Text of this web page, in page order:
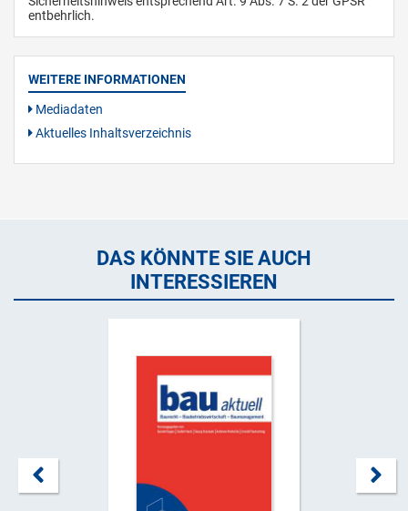
entbehrlich.
WEITERE INFORMATIONEN
Mediadaten
Aktuelles Inhaltsverzeichnis
DAS KÖNNTE SIE AUCH
INTERESSIEREN